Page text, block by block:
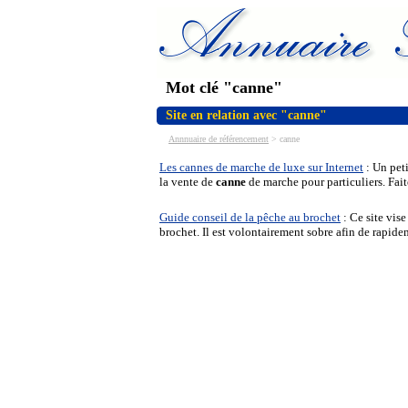
Mot clé "canne"
Site en relation avec "canne"
Annnuaire de référencement > canne
Les cannes de marche de luxe sur Internet : Un
la vente de canne de marche pour particuliers.
Guide conseil de la pêche au brochet : Ce site
brochet. Il est volontairement sobre afin de